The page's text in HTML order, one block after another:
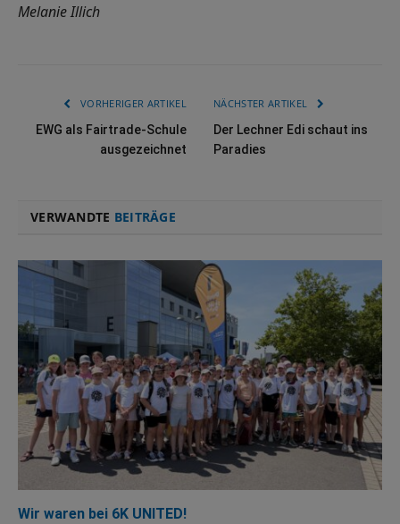
Melanie Illich
VORHERIGER ARTIKEL
EWG als Fairtrade-Schule
ausgezeichnet
NÄCHSTER ARTIKEL
Der Lechner Edi schaut ins
Paradies
VERWANDTE BEITRÄGE
Wir waren bei 6K UNITED!